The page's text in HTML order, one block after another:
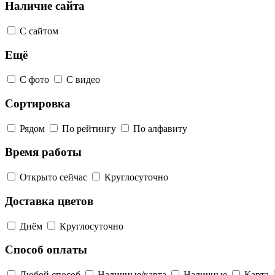
Наличие сайта
С сайтом
Ещё
С фото С видео
Сортировка
Рядом По рейтингу По алфавиту
Время работы
Открыто сейчас Круглосуточно
Доставка цветов
Днём Круглосуточно
Способ оплаты